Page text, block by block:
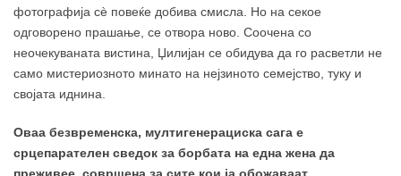
фотографија сè повеќе добива смисла. Но на секое
одговорено прашање, се отвора ново. Соочена со
неочекуваната вистина, Џилијан се обидува да го расветли не
само мистериозното минато на нејзиното семејство, туку и
својата иднина.
Оваа безвременска, мултигенерациска сага е
срцепарателен сведок за борбата на една жена да